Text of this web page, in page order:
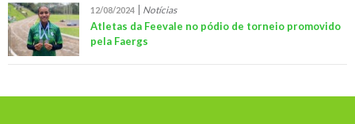
12/08/2024 Notícias
Atletas da Feevale no pódio de torneio promovido
pela Faergs